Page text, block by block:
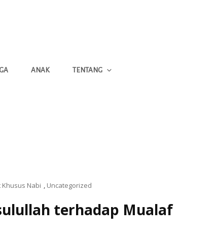
ANAK TENTANG
Khusus Nabi , Uncategorized
terhadap Mualaf